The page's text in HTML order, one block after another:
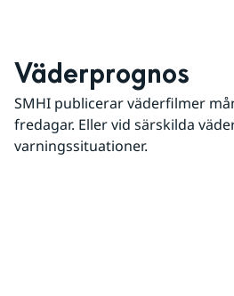
Väderprognos
SMHI publicerar väderfilmer
fredagar. Eller vid särskilda
varningssituationer.